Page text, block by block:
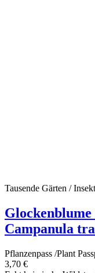
Tausende Gärten /
Campanula
Pflanzenpass /Plant
3,70 €